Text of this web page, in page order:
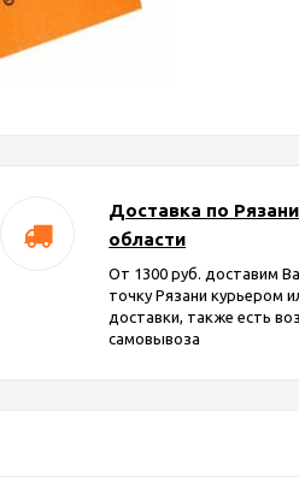
Доставка по
области
От 1300 руб. доставим
точку Рязани курьером
доставки, также есть
самовывоза